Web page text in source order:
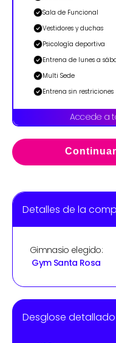
Sala de Funcional
Vestidores y duchas
Psicología deportiva
Entrena de lunes a
Multi Sede
Entrena sin restriciones
Accede a
Detalles de la
Gimnasio elegido:
Gym Santa Rosa
Desglose detallado